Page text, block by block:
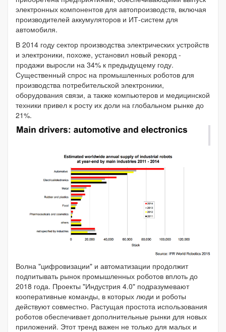
электронных компонентов для автопроизводств, включая
производителей аккумуляторов и ИТ-систем для
автомобиля.
В 2014 году сектор производства электрических устройств
и электроники, похоже, установил новый рекорд -
продажи выросли на 34% к предыдущему году.
Существенный спрос на промышленных роботов для
производства потребительской электроники,
оборудования связи, а также компьютеров и медицинской
техники привел к росту их доли на глобальном рынке до
21%.
Волна "цифровизации" и автоматизации продолжит
подпитывать рынок промышленных роботов вплоть до
2018 года. Проекты "Индустрия 4.0" подразумевают
кооперативные команды, в которых люди и роботы
действуют совместно. Растущая простота использования
роботов обеспечивает дополнительные рынки для новых
приложений. Этот тренд важен не только для малых и